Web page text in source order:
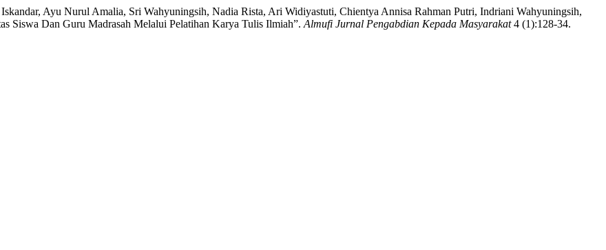
Ayu Nurul Amalia, Sri Wahyuningsih, Nadia Rista, Ari Widiyastuti, Chientya Annisa Rahman Putri, Indriani Wahyuningsih,
Siswa Dan Guru Madrasah Melalui Pelatihan Karya Tulis Ilmiah”. Almufi Jurnal Pengabdian Kepada Masyarakat4 (1):128-34.